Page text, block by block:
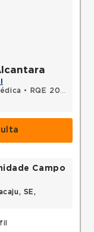
•
RQE 2094 - Endocrinologia e metabologia
Campo
SE,